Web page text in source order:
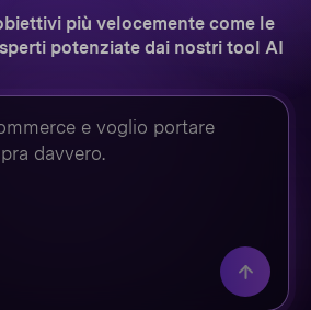
più velocemente come le
potenziate dai nostri tool AI